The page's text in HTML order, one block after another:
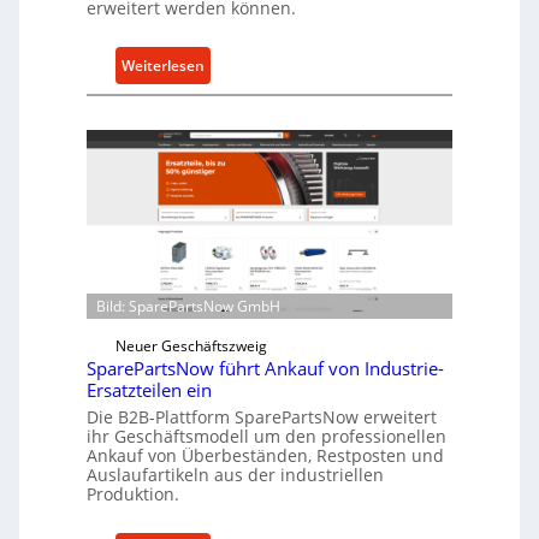
u
t
z
f
ü
r
i
i
r
k
t
A
n
t
i
erweitert werden können.
Weiterlesen:
C
l
l
n
t
w
i
c
k
e
l
t
Bild: SparePartsNow GmbH
Neuer Geschäftszweig
SparePartsNow führt Ankauf von Industrie-
Ersatzteilen ein
Die B2B-Plattform SparePartsNow erweitert
ihr Geschäftsmodell um den professionellen
Ankauf von Überbeständen, Restposten und
Auslaufartikeln aus der industriellen
Produktion.